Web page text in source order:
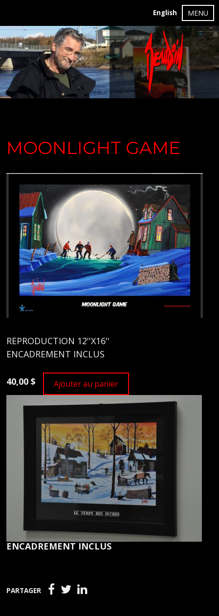
English MENU
MOONLIGHT GAME
REPRODUCTION 12''X16''
ENCADREMENT INCLUS
40,00 $ Ajouter au panier
ENCADREMENT INCLUS
PARTAGER